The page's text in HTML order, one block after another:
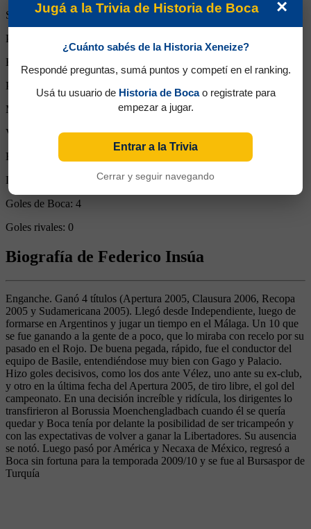
Suplente:0
Partidos completos:
Expulsiones:
Partidos reemplazado:
Minutos Disputados:
Victorias:
Empates:
Derrotas:
Goles de Boca: 4
Goles rivales: 0
Biografía de Federico Insúa
Enganche. Ganó 4 títulos (Apertura 2005, Clausura 2006, Recopa
2005 y Sudamericana 2005). Llegó desde Independiente, luego de
formarse en Argentinos y jugar un tiempo en el Málaga. Un 10 que
se fue ganando a la gente de a poco, que lo miraba con recelo por su
pasado en el Rojo. De buena pegada, rápido, fue el conductor del
equipo de Basile, entendiéndose muy bien con Gago y Palacio.
Hizo goles decisivos, como los dos ante Vélez, uno ante su ex-club,
y otro en la última fecha del Apertura 2005, de tiro libre, el gol del
campeonato. En una decisión increíble y ridícula, los dirigentes lo
transfirieron al Borussia Moenchengladbach cuando él se quería
quedar y Boca tenía por delante la posibilidad de ser tricampeón y
con las expectativas de volver a ganar la Libertadores. Su ausencia
se notó. Luego pasó por América y Necaxa de México, regresó a
Boca sin fortuna para la temporada 2009/10 y se fue al Bursaspor de
Turquía
×
Jugá a la Trivia de Historia de Boca
¿Cuánto sabés de la Historia Xeneize?
Respondé preguntas, sumá puntos y competí en el ranking.
Usá tu usuario de Historia de Bocao registrate para
empezar a jugar.
Entrar a la Trivia
Cerrar y seguir navegando